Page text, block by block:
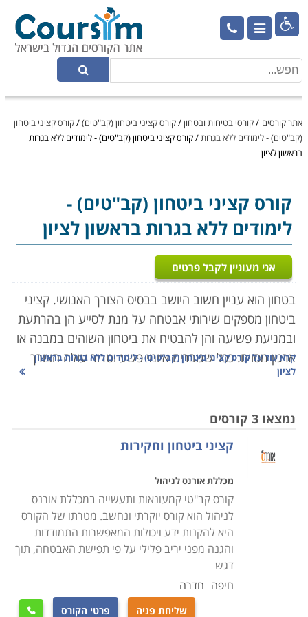

אתר קורסים /קורסי בטיחות ובטחון/קורס קציני ביטחון (קב"טים)/קורס קציני ביטחון
(קב"טים) - לימודים ללא בגרות/קורס קציני ביטחון (קב"טים) - לימודים ללא בגרות
בראשון לציון
קורס קציני ביטחון (קב"טים) -
לימודים ללא בגרות בראשון לציון
אני מעוניין לקבל פרטים
בטחון הוא עניין חשוב היושב בבסיס הצורך האנושי. קציני
ביטחון מספקים שירותי אבטחה על מנת לסייע הן בהרתעת
ובמניעת פשיעה והן להבטיח את ביטחון השוהים במבנה או
ארגון מסוים. ככל שגוברים איומי פשע וטרור עולה הצורך
באנשי ביטחון מיומנים בייחוד במקומות כגון בנקים, בתי
נוספים. לכן, היכולת של קצין הביטחון להשרות שלווה על
ובכלים העומדים לרשותו.
קורס קציני ביטחון מיועד לאנשים העוסקים באבטחה, בין
שמדובר באבטחת מוסדות, אבטחת קבוצות או אבטחת
אישים. אלו נדרשים לכישורים גבוהים ומיוחדים בתחום.
במרבית המקרים, הם מגיעים מרקע צבאי עשיר ביחידות
צבאיות קרביות, יחידות מיוחדות, ותפקידי קצונה ביחידות
שדה. לחילופין, יכולים קציני בטחון להגיע מרקע של עבודות
כדוגמת משטרה, שב"כ וכו '.
קרא עוד עלקורס קציני ביטחון (קב"טים) - לימודים ללא בגרות בראשון
לציון
נמצאו 3 קורסים
קציני ביטחון וחקירות
מכללת אורנס לניהול
קורס קב"טי קמעונאות ותעשייה במכללת אורנס
לניהול הוא קורס יוקרתי ונחשב. מטרתו של הקורס
היא להקנות ידע ויכולות המאפשרות התמודדות
והגנה מפני יריב פלילי על פי תפישת האבטחה, תוך
דגש
חיפה חדרה
שליחת פניה פרטי הקורס 